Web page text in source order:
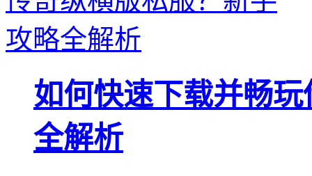
如何快速下载并畅
全解析